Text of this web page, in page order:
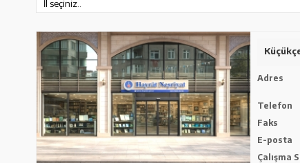
Adres
Telefon
Faks
E-posta
Çalışma